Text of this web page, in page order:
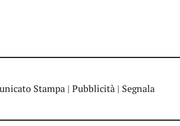
Stampa | Pubblicità | Segnala